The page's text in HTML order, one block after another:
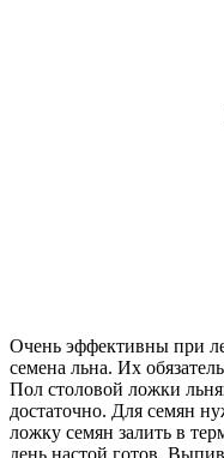
Очень эффективны при
семена льна. Их
Пол столовой ложки
достаточно. Для семян
ложку семян залить в